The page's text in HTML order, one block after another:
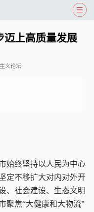
迈上高质量发展
义论坛
终坚持以人民为中心
定不移扩大对内对外开
、社会建设、生态文明
聚焦“大健康和大物流”